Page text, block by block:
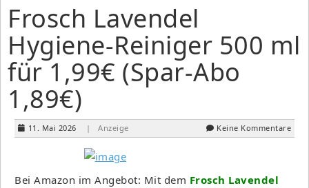
Frosch Lavendel
Hygiene-Reiniger 500 ml
für 1,99€ (Spar-Abo
1,89€)
11. Mai 2026 | Anzeige Keine Kommentare
Bei Amazon im Angebot: Mit dem Frosch Lavendel